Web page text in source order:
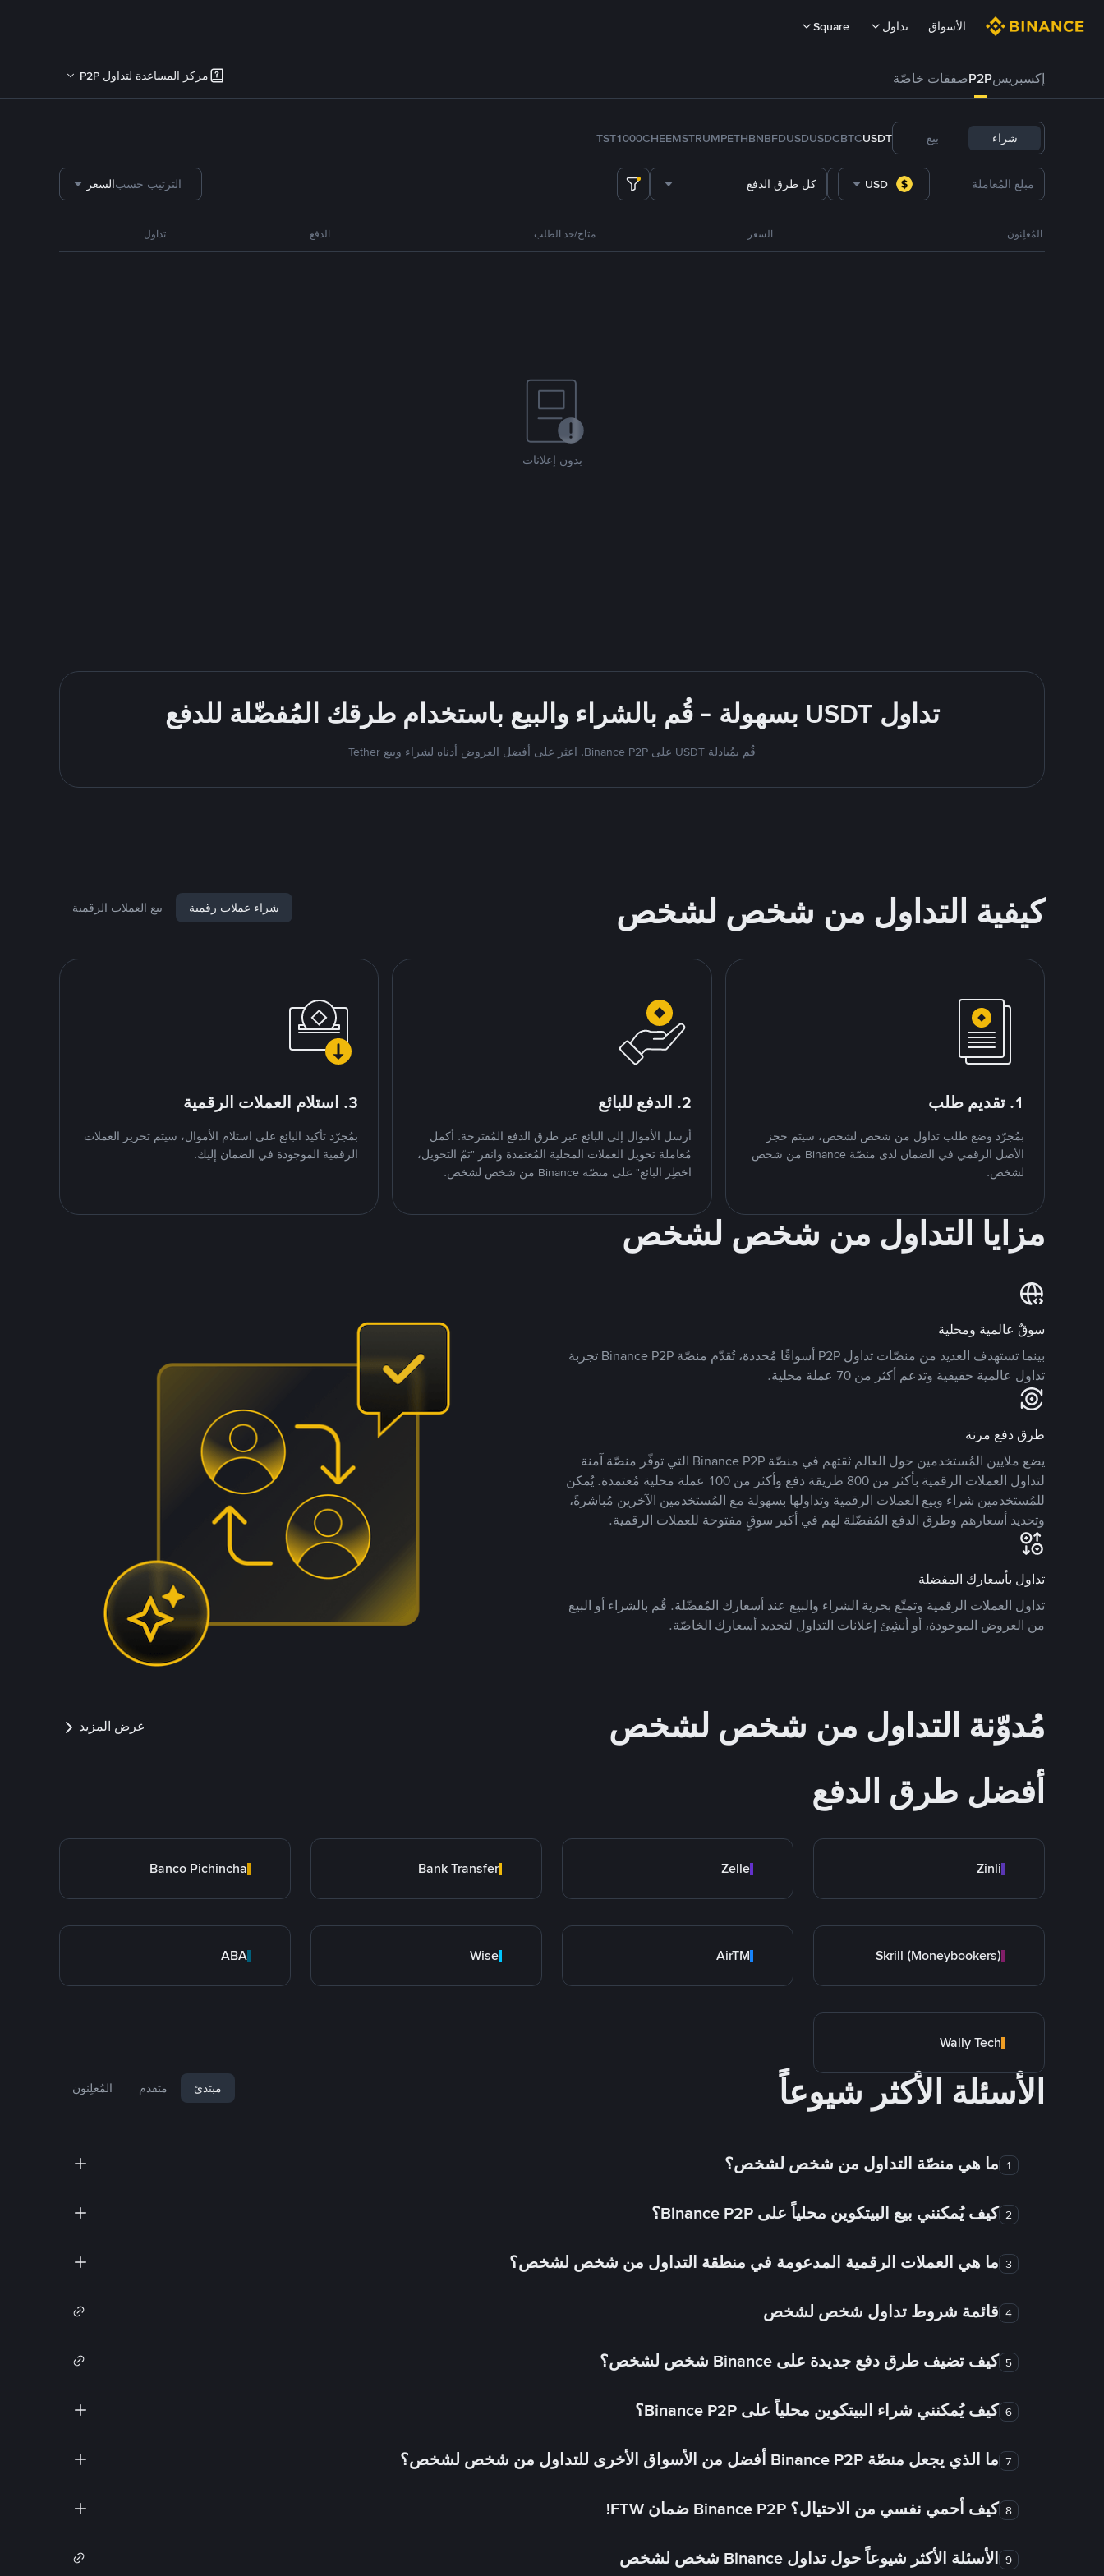
الأسواق تداول Square
إكسبريسP2Pصفقات خاصّة مركز المساعدة لتداول P2P
شراء بيع USDT
BTC
USDC
FDUSD
BNB
ETH
TRUMP
1000CHEEMS
TST
USD كل طرق الدفع الترتيب حسبالسعر
المُعلِنون السعر متاح/حد الطلب الدفع تداول
بدون إعلانات
تداول USDT بسهولة - قُم بالشراء والبيع باستخدام طرقك المُفضّلة للدفع
قُم بمُبادلة USDT على Binance P2P. اعثر على أفضل العروض أدناه لشراء وبيع Tether
كيفية التداول من شخص لشخص شراء عملات رقمية بيع العملات الرقمية
1. تقديم طلب
بمُجرّد وضع طلب تداول من شخص لشخص، سيتم حجز
الأصل الرقمي في الضمان لدى منصّة Binance من شخص
لشخص.
2. الدفع للبائع
أرسل الأموال إلى البائع عبر طرق الدفع المُقترحة. أكمل
مُعاملة تحويل العملات المحلية المُعتمدة وانقر "تمّ التحويل،
اخطِر البائع" على منصّة Binance من شخص لشخص.
3. استلام العملات الرقمية
بمُجرّد تأكيد البائع على استلام الأموال، سيتم تحرير العملات
الرقمية الموجودة في الضمان إليك.
مزايا التداول من شخص لشخص
سوقٌ عالمية ومحلية
بينما تستهدف العديد من منصّات تداول P2P أسواقًا مُحددة، تُقدّم منصّة Binance P2P تجربة
تداول عالمية حقيقية وتدعم أكثر من 70 عملة محلية.
طرق دفع مرنة
يضع ملايين المُستخدمين حول العالم ثقتهم في منصّة Binance P2P التي توفّر منصّة آمنة
لتداول العملات الرقمية بأكثر من 800 طريقة دفع وأكثر من 100 عملة محلية مُعتمدة. يُمكن
للمُستخدمين شراء وبيع العملات الرقمية وتداولها بسهولة مع المُستخدمين الآخرين مُباشرةً،
وتحديد أسعارهم وطرق الدفع المُفضّلة لهم في أكبر سوقٍ مفتوحة للعملات الرقمية.
تداول بأسعارك المفضلة
تداول العملات الرقمية وتمتّع بحرية الشراء والبيع عند أسعارك المُفضّلة. قُم بالشراء أو البيع
من العروض الموجودة، أو أنشِئ إعلانات التداول لتحديد أسعارك الخاصّة.
مُدوّنة التداول من شخص لشخص عرض المزيد
أفضل طرق الدفع
Zinli
Zelle
Bank Transfer
Banco Pichincha
Skrill (Moneybookers)
AirTM
Wise
ABA
Wally Tech
الأسئلة الأكثر شيوعاً مبتدئ متقدم المُعلِنون
1 ما هي منصّة التداول من شخص لشخص؟
2 كيف يُمكنني بيع البيتكوين محلياً على Binance P2P؟
3 ما هي العملات الرقمية المدعومة في منطقة التداول من شخص لشخص؟
4 قائمة شروط تداول شخص لشخص
5 كيف تضيف طرق دفع جديدة على Binance شخص لشخص؟
6 كيف يُمكنني شراء البيتكوين محلياً على Binance P2P؟
7 ما الذي يجعل منصّة Binance P2P أفضل من الأسواق الأخرى للتداول من شخص لشخص؟
8 كيف أحمي نفسي من الاحتيال؟ Binance P2P ضمان FTW!
9 الأسئلة الأكثر شيوعاً حول تداول Binance شخص لشخص